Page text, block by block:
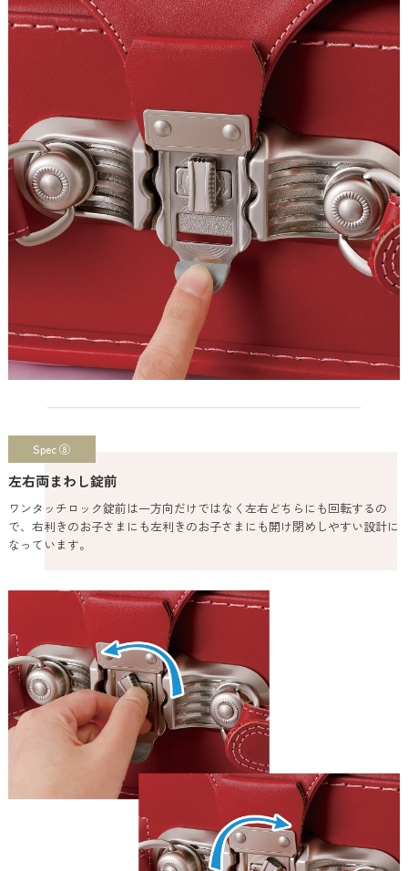
Spec ⑧
左右両まわし錠前
ワンタッチロック錠前は一方向だけではなく左右どちらにも回転するの
で、右利きのお子さまにも左利きのお子さまにも開け閉めしやすい設計に
なっています。